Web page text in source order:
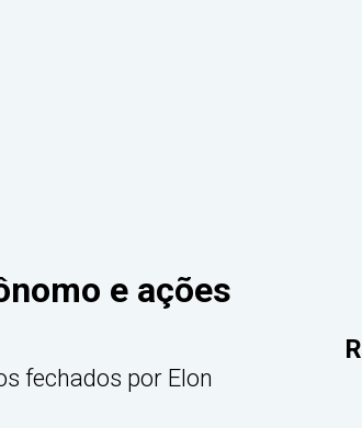
e ações
fechados por Elon